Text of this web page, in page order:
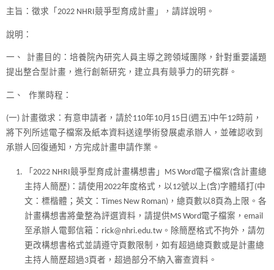
主旨：徵求「2022 NHRI競爭型育成計畫」，請詳說明。
說明：
一、 計畫目的：培養院內研究人員主導之跨領域團隊，針對重要議題
提出整合型計畫，進行創新研究，建立具有競爭力的研究群。
二、 作業時程：
(一) 計畫徵求：有意申請者，請於110年10月15日(週五)中午12時前，
將下列所述電子檔案及紙本資料送達學術發展處承辦人，並確認收到
承辦人回復通知，方完成計畫申請作業。
「2022 NHRI競爭型育成計畫構想書」MS Word電子檔案(含計畫總
主持人簡歷)：請使用2022年度格式，以12號以上(含)字體繕打(中
文：標楷體；英文：Times New Roman)，總頁數以8頁為上限。各
計畫構想書將彙整為評選資料，請提供MS Word電子檔案，email
至承辦人電郵信箱：rick@nhri.edu.tw。除簡歷格式不拘外，請勿
更改構想書格式並請遵守頁數限制，如有超過總頁數或是計畫總
主持人簡歷超過3頁者，超過部分不納入審查資料。